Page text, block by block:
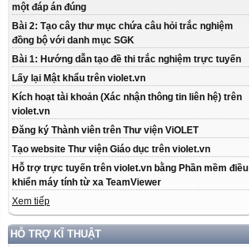
một đáp án đúng
Bài 2: Tạo cây thư mục chứa câu hỏi trắc nghiệm
đồng bộ với danh mục SGK
Bài 1: Hướng dẫn tạo đề thi trắc nghiệm trực tuyến
Lấy lại Mật khẩu trên violet.vn
Kích hoạt tài khoản (Xác nhận thông tin liên hệ) trên
violet.vn
Đăng ký Thành viên trên Thư viện ViOLET
Tạo website Thư viện Giáo dục trên violet.vn
Hỗ trợ trực tuyến trên violet.vn bằng Phần mềm điều
khiển máy tính từ xa TeamViewer
Xem tiếp
HỖ TRỢ KĨ THUẬT